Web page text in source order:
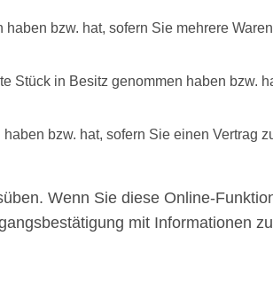
bzw. hat, sofern Sie mehrere
Stück in Besitz genommen haben bzw.
bzw. hat, sofern Sie einen Vertrag
Wenn Sie diese Online-
mit Informationen